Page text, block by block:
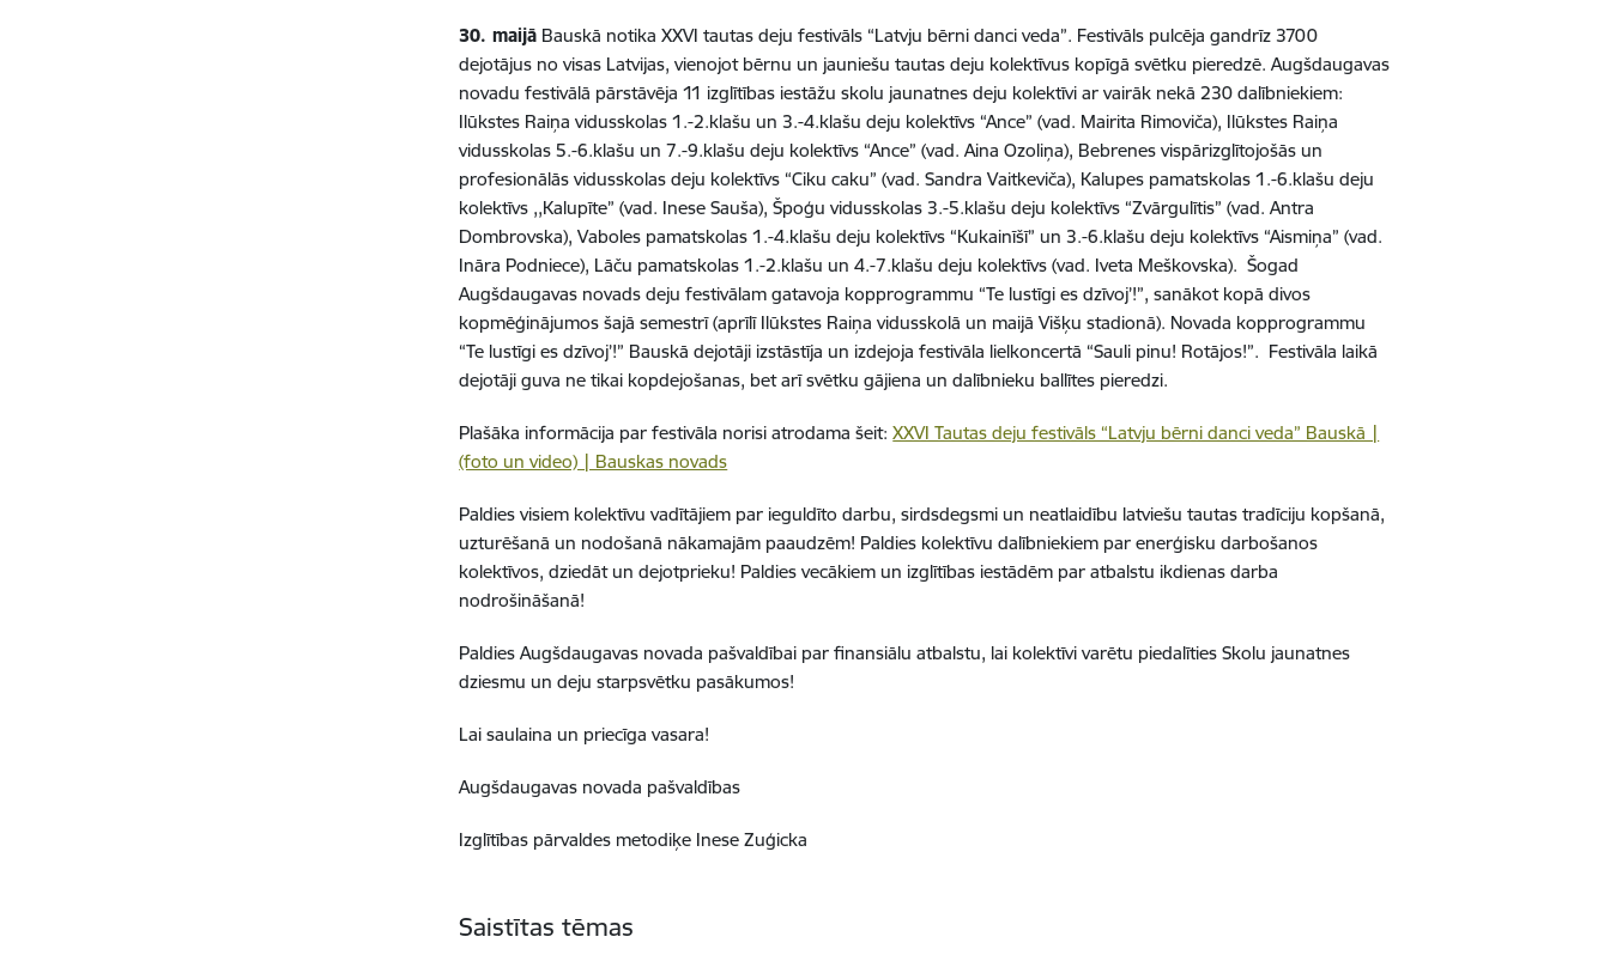
30. maijā Bauskā notika XXVI tautas deju festivāls “Latvju bērni danci veda”. Festivāls pulcēja gandrīz 3700
dejotājus no visas Latvijas, vienojot bērnu un jauniešu tautas deju kolektīvus kopīgā svētku pieredzē. Augšdaugavas
novadu festivālā pārstāvēja 11 izglītības iestāžu skolu jaunatnes deju kolektīvi ar vairāk nekā 230 dalībniekiem:
Ilūkstes Raiņa vidusskolas 1.-2.klašu un 3.-4.klašu deju kolektīvs “Ance” (vad. Mairita Rimoviča), Ilūkstes Raiņa
vidusskolas 5.-6.klašu un 7.-9.klašu deju kolektīvs “Ance” (vad. Aina Ozoliņa), Bebrenes vispārizglītojošās un
profesionālās vidusskolas deju kolektīvs “Ciku caku” (vad. Sandra Vaitkeviča), Kalupes pamatskolas 1.-6.klašu deju
kolektīvs ,,Kalupīte” (vad. Inese Sauša), Špoģu vidusskolas 3.-5.klašu deju kolektīvs “Zvārgulītis” (vad. Antra
Dombrovska), Vaboles pamatskolas 1.-4.klašu deju kolektīvs “Kukainīšī” un 3.-6.klašu deju kolektīvs “Aismiņa” (vad.
Ināra Podniece), Lāču pamatskolas 1.-2.klašu un 4.-7.klašu deju kolektīvs (vad. Iveta Meškovska). Šogad
Augšdaugavas novads deju festivālam gatavoja kopprogrammu “Te lustīgi es dzīvoj’!”, sanākot kopā divos
kopmēģinājumos šajā semestrī (aprīlī Ilūkstes Raiņa vidusskolā un maijā Višķu stadionā). Novada kopprogrammu
“Te lustīgi es dzīvoj’!” Bauskā dejotāji izstāstīja un izdejoja festivāla lielkoncertā “Sauli pinu! Rotājos!”. Festivāla laikā
dejotāji guva ne tikai kopdejošanas, bet arī svētku gājiena un dalībnieku ballītes pieredzi.
Plašāka informācija par festivāla norisi atrodama šeit:XXVI Tautas deju festivāls “Latvju bērni danci veda” Bauskā |
(foto un video) | Bauskas novads
Paldies visiem kolektīvu vadītājiem par ieguldīto darbu, sirdsdegsmi un neatlaidību latviešu tautas tradīciju kopšanā,
uzturēšanā un nodošanā nākamajām paaudzēm! Paldies kolektīvu dalībniekiem par enerģisku darbošanos
kolektīvos, dziedāt un dejotprieku! Paldies vecākiem un izglītības iestādēm par atbalstu ikdienas darba
nodrošināšanā!
Paldies Augšdaugavas novada pašvaldībai par finansiālu atbalstu, lai kolektīvi varētu piedalīties Skolu jaunatnes
dziesmu un deju starpsvētku pasākumos!
Lai saulaina un priecīga vasara!
Augšdaugavas novada pašvaldības
Izglītības pārvaldes metodiķe Inese Zuģicka
Saistītas tēmas